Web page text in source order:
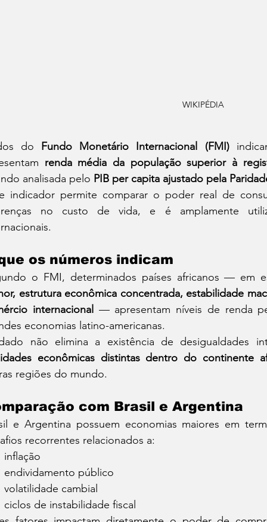
WIKIPÉDIA
do Fundo Monetário Internacional (FMI)
renda média da população superior à
analisada pelo PIB per capita ajustado pela
indicador permite comparar o poder real de
no custo de vida, e é amplamente
os números indicam
o FMI, determinados países africanos — em
estrutura econômica concentrada, estabilidade
internacional — apresentam níveis de renda
economias latino-americanas.
não elimina a existência de desigualdades
econômicas distintas dentro do continente
regiões do mundo.
com Brasil e Argentina
e Argentina possuem economias maiores em
recorrentes relacionados a:
inflação
endividamento público
volatilidade cambial
ciclos de instabilidade fiscal